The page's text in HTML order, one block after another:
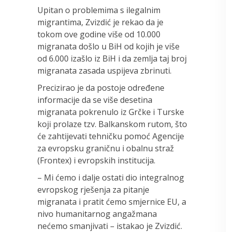
Upitan o problemima s ilegalnim
migrantima, Zvizdić je rekao da je
tokom ove godine više od 10.000
migranata došlo u BiH od kojih je više
od 6.000 izašlo iz BiH i da zemlja taj broj
migranata zasada uspijeva zbrinuti.
Precizirao je da postoje određene
informacije da se više desetina
migranata pokrenulo iz Grčke i Turske
koji prolaze tzv. Balkanskom rutom, što
će zahtijevati tehničku pomoć Agencije
za evropsku graničnu i obalnu straž
(Frontex) i evropskih institucija.
– Mi ćemo i dalje ostati dio integralnog
evropskog rješenja za pitanje
migranata i pratit ćemo smjernice EU, a
nivo humanitarnog angažmana
nećemo smanjivati – istakao je Zvizdić.